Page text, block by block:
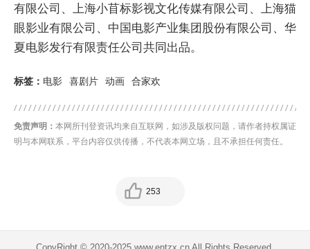
有限公司、上海小苜标影视文化传媒有限公司、上海猫
眼影业有限公司、中国电影产业集团股份有限公司、华
夏电影发行有限责任公司共同出品。
标签： 电影 喜剧片 动画 合家欢
免责声明： 本网所刊登资讯均来自互联网，如涉及版权问题，请作者持权属证
明与本网联系，平台内容仅供传播，不代表本网立场，且不承担任何责任。
253